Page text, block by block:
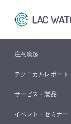
注意喚起
テクニカルレポート
サービス・製品
イベント・セミナー